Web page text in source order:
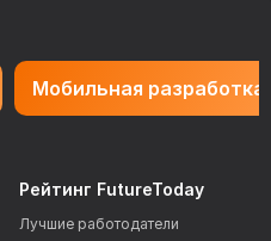
Мобильная разработка
Рейтинг FutureToday
Лучшие работодатели